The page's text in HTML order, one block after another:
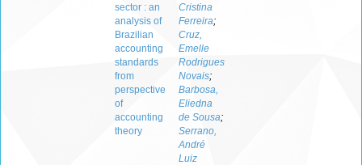
sector : an
analysis of
Brazilian
accounting
standards
from
perspective
of
accounting
theory
Cristina
Ferreira;
Cruz,
Emelle
Rodrigues
Novais;
Barbosa,
Eliedna
de Sousa;
Serrano,
André
Luiz